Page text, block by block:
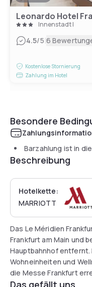
Leonardo Hotel
Innenstadt I
4.5/5|6
Kostenlose Stornierung
Zahlung im Hotel
Besondere
Barzahlung ist in
Beschreibung
Hotelkette:
MARRIOTT
Das Le Méridien
Frankfurt am Main und
Hauptbahnhof entfernt.
Wohneinheiten und
die Messe Frankfurt
Gehminuten.
Das gefällt uns